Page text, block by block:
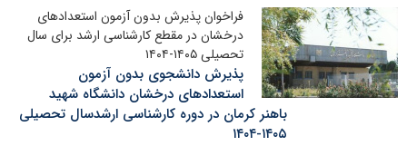
فراخوان پذیرش بدون آزمون استعدادهای
درخشان در مقطع کارشناسی ارشد برای سال
تحصیلی ۱۴۰۵-۱۴۰۴
پذیرش دانشجوی بدون آزمون
استعدادهای درخشان دانشگاه شهید
باهنر کرمان در دوره کارشناسی ارشدسال تحصیلی
۱۴۰۵-۱۴۰۴